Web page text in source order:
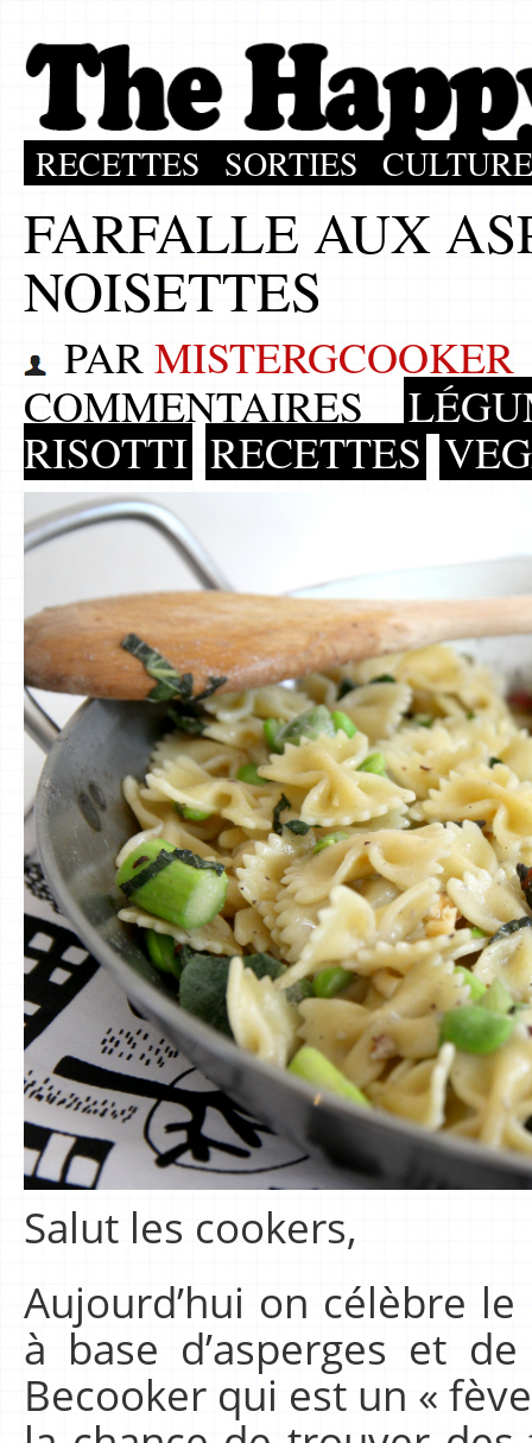
RECETTES SORTIES CULTURE
FARFALLE AUX
NOISETTES
PARMISTERGCOOKER
COMMENTAIRES
RISOTTI RECETTES
Salut les cookers,
Aujourd’hui on célèbre
à base d’asperges et
Becooker qui est un «